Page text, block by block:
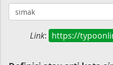
Link: https://